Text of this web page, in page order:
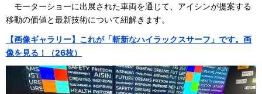
モーターショーに出展された車両を通じて、アイシンが提案する
移動の価値と最新技術について紐解きます。
【画像ギャラリー】これが「斬新なハイラックスサーフ」です。画
像を見る！（26枚）